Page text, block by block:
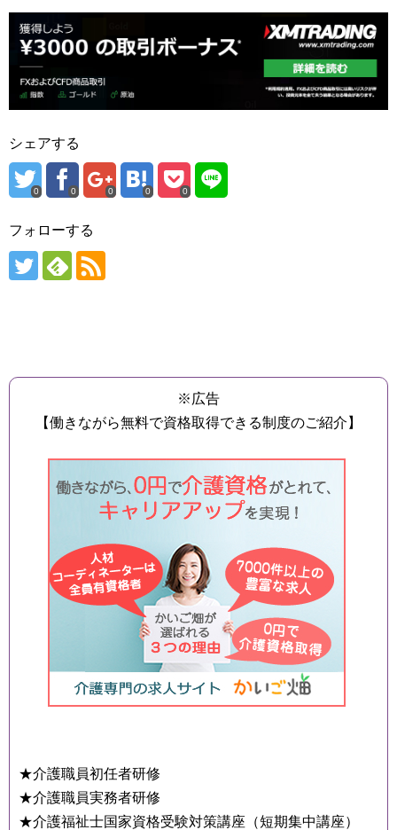
シェアする
0 0 0 0 0
フォローする
※広告
【働きながら無料で資格取得できる制度のご紹介】
★介護職員初任者研修
★介護職員実務者研修
★介護福祉士国家資格受験対策講座（短期集中講座）